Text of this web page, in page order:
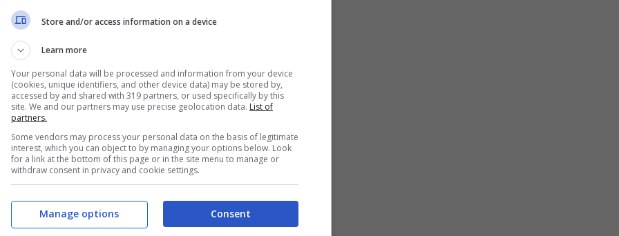
del gin– gintern, come ci piace
le sue giornate provando nuovi mix,
l’annuncio – Devi essere super eccitato
mai provato prima, pratico dei social per
capace di pensare fuori dagli schemi e
nuovi”.
diventare assaggiatore di gin?
la residenza in Gran Bretagna
Store and/or access information on a device
Learn more
Your personal data will be processed and information from your device
(cookies, unique identifiers, and other device data) may be stored by,
accessed by and shared with 319 partners, or used specifically by this
site. We and our partners may use precise geolocation data. List of
partners.
Some vendors may process your personal data on the basis of legitimate
interest, which you can object to by managing your options below. Look
for a link at the bottom of this page or in the site menu to manage or
withdraw consent in privacy and cookie settings.
Consent
Manage options